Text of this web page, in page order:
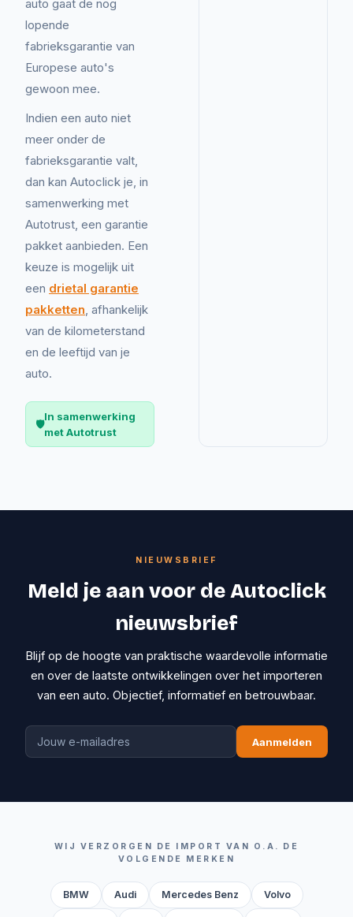
auto gaat de nog
lopende
fabrieksgarantie van
Europese auto's
gewoon mee.
Indien een auto niet
meer onder de
fabrieksgarantie valt,
dan kan Autoclick je, in
samenwerking met
Autotrust, een garantie
pakket aanbieden. Een
keuze is mogelijk uit
een drietal garantie
pakketten, afhankelijk
van de kilometerstand
en de leeftijd van je
auto.
🛡️
In samenwerking
met Autotrust
NIEUWSBRIEF
Meld je aan voor de Autoclick
nieuwsbrief
Blijf op de hoogte van praktische waardevolle informatie
en over de laatste ontwikkelingen over het importeren
van een auto. Objectief, informatief en betrouwbaar.
Aanmelden
WIJ VERZORGEN DE IMPORT VAN O.A. DE
VOLGENDE MERKEN
BMW Audi Mercedes Benz Volvo